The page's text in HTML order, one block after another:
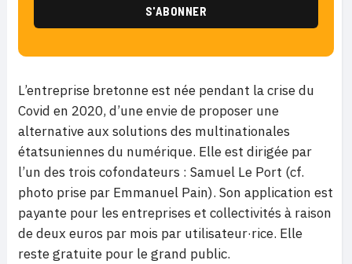
L’entreprise bretonne est née pendant la crise du
Covid en 2020, d’une envie de proposer une
alternative aux solutions des multinationales
étatsuniennes du numérique. Elle est dirigée par
l’un des trois cofondateurs : Samuel Le Port (cf.
photo prise par Emmanuel Pain). Son application est
payante pour les entreprises et collectivités à raison
de deux euros par mois par utilisateur·rice. Elle
reste gratuite pour le grand public.